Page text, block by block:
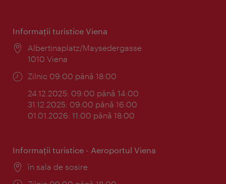
Informaţii turistice Viena
Locul:
Albertinaplatz/Maysedergasse
1010 Viena
Program:
Zilnic 09:00 până 18:00
24.12.2025: 09:00 până 14:00
31.12.2025: 09:00 până 16:00
01.01.2026: 11:00 până 18:00
Informaţii turistice - Aeroportul Viena
Locul:
în sala de sosire